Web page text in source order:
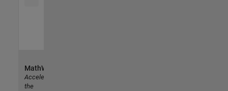
MathWorks
Accelerating
the